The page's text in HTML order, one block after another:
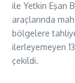
ile Yetkin Eşan
araçlarında
bölgelere
ilerleyemeyen
çekildi.